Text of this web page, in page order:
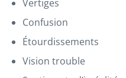
Vertiges
Confusion
Étourdissements
Vision trouble